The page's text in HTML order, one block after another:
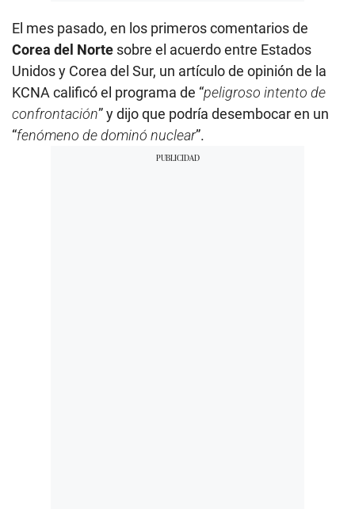
El mes pasado, en los primeros comentarios de
Corea del Norte sobre el acuerdo entre Estados
Unidos y Corea del Sur, un artículo de opinión de la
KCNA calificó el programa de “peligroso intento de
confrontación” y dijo que podría desembocar en un
“fenómeno de dominó nuclear”.